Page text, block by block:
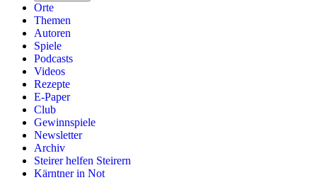
Orte
Themen
Autoren
Spiele
Podcasts
Videos
Rezepte
E-Paper
Club
Gewinnspiele
Newsletter
Archiv
Steirer helfen Steirern
Kärntner in Not